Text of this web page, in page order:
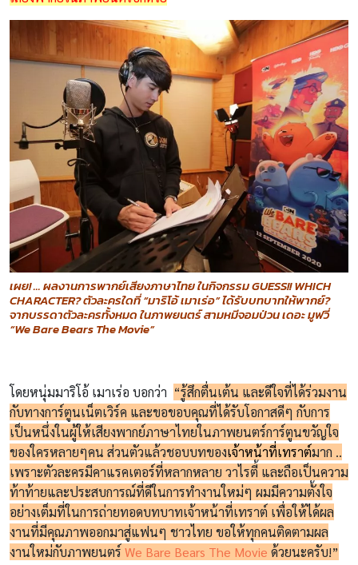
เผย! … ผลงานการพากย์เสียงภาษาไทย ในกิจกรรม GUESS!! WHICH
CHARACTER? ตัวละครใดที่ “มาริโอ้ เมาเร่อ” ได้รับบทบาทให้พากย์?
จากบรรดาตัวละครทั้งหมด ในภาพยนตร์ สามหมีจอมป่วน เดอะ มูฟวี่
“We Bare Bears The Movie”
โดยหนุ่มมาริโอ้ เมาเร่อ บอกว่า “รู้สึกตื่นเต้น และดีใจที่ได้ร่วมงาน
กับทางการ์ตูนเน็ตเวิร์ค และขอขอบคุณที่ได้รับโอกาสดีๆ กับการ
เป็นหนึ่งในผู้ให้เสียงพากย์ภาษาไทยในภาพยนตร์การ์ตูนขวัญใจ
ของใครหลายๆคน ส่วนตัวแล้วชอบบทของเจ้าหน้าที่เทราต์มาก ..
เพราะตัวละครมีคาแรคเตอร์ที่หลากหลาย วาไรตี้ และถือเป็นความ
ท้าท้ายและประสบการณ์ที่ดีในการทำงานใหม่ๆ ผมมีความตั้งใจ
อย่างเต็มที่ในการถ่ายทอดบทบาทเจ้าหน้าที่เทราต์ เพื่อให้ได้ผล
งานที่มีคุณภาพออกมาสู่แฟนๆ ชาวไทย ขอให้ทุกคนติดตามผล
งานใหม่กับภาพยนตร์ We Bare Bears The Movie ด้วยนะครับ!”